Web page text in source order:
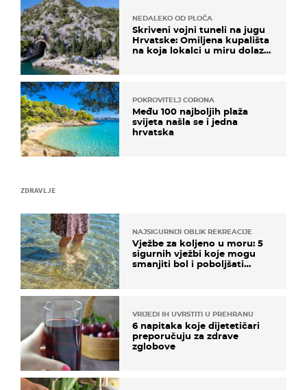
ZDRAVLJE
NAJSIGURNIJI OBLIK REKREACIJE
Vježbe za koljeno u moru: 5
sigurnih vježbi koje mogu
smanjiti bol i poboljšati
VRIJEDI IH UVRSTITI U PREHRANU
6 napitaka koje dijetetičari
preporučuju za zdrave
zglobove
NEDALEKO OD PLOČA
Skriveni vojni tuneli na jugu
Hrvatske: Omiljena kupališta
na koja lokalci u miru dolaze
POKROVITELJ CORONA
Među 100 najboljih plaža
svijeta našla se i jedna
hrvatska